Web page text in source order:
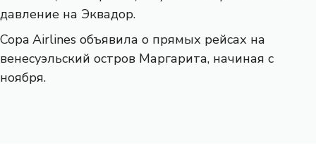
давление на Эквадор.
Copa Airlines объявила о прямых рейсах на
венесуэльский остров Маргарита, начиная с
ноября.